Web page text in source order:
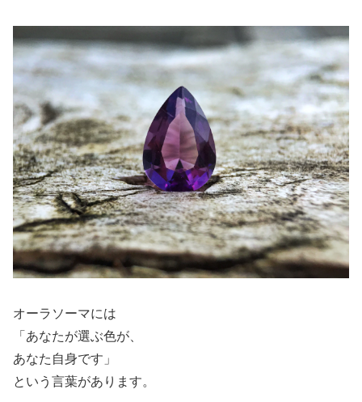
オーラソーマには
「あなたが選ぶ色が、
あなた自身です」
という言葉があります。